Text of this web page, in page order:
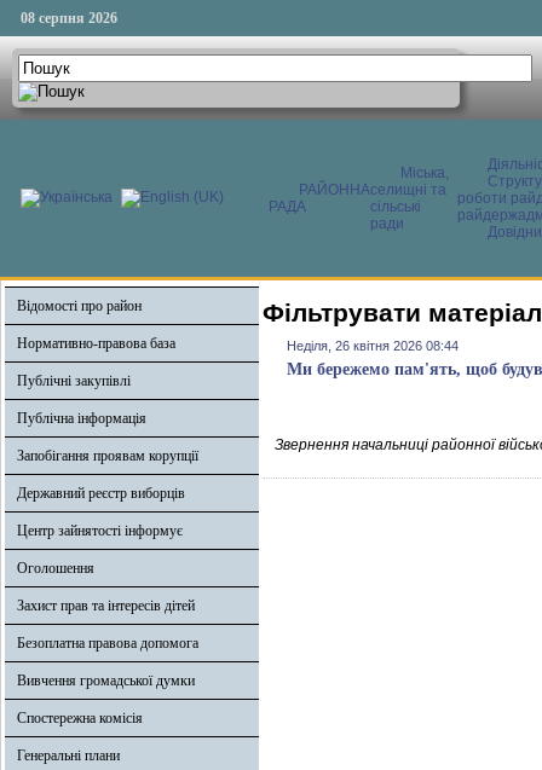
08 серпня 2026
РАЙОННА
РАДА
Міська,
селищні та
сільські
ради
роботи
Відомості про район
Нормативно-правова база
Публічні закупівлі
Публічна інформація
Запобігання проявам корупції
Державний реєстр виборців
Центр зайнятості інформує
Оголошення
Захист прав та інтересів дітей
Безоплатна правова допомога
Вивчення громадської думки
Спостережна комісія
Генеральні плани
Фільтрувати
Неділя, 26 квітня 2026 08:44
Ми бережемо пам'ять, щоб
Звернення начальниці районної